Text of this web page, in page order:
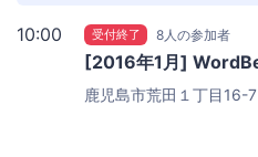
10:00 受付終了 8人の参加者
[2016年1月]
鹿児島市荒田１丁目16-